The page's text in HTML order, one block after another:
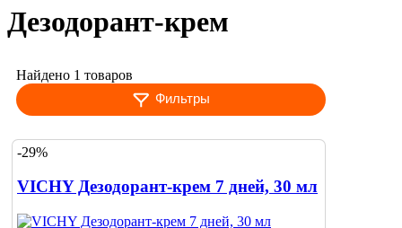
Дезодорант-крем
Найдено 1 товаров
Фильтры
-29%
VICHY Дезодорант-крем 7 дней, 30 мл